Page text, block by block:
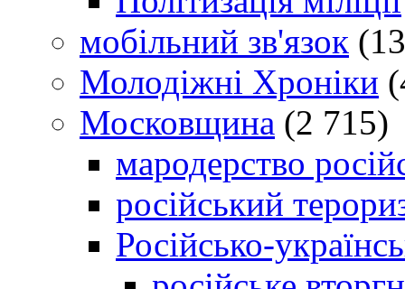
мобільний зв'язок
Молодіжні Хроніки
Московщина (2 715)
мародерство
російський
Російсько-